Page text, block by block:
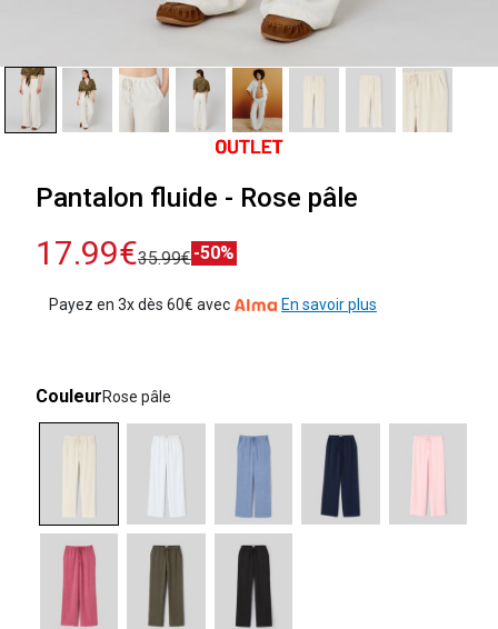
Pantalon fluide - Rose pâle
17.99€35.99€-50%
Payez en 3x dès 60€ avec En savoir plus
CouleurRose pâle
selected